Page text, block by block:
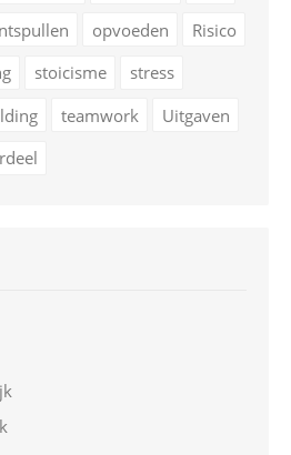
opvoeden
Risico
stoicisme
stress
teamwork
Uitgaven